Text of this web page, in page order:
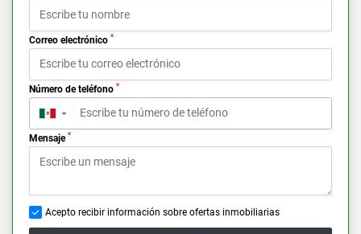
Correo electrónico *
Número de teléfono *
▼
Mensaje *
Acepto recibir información sobre ofertas inmobiliarias